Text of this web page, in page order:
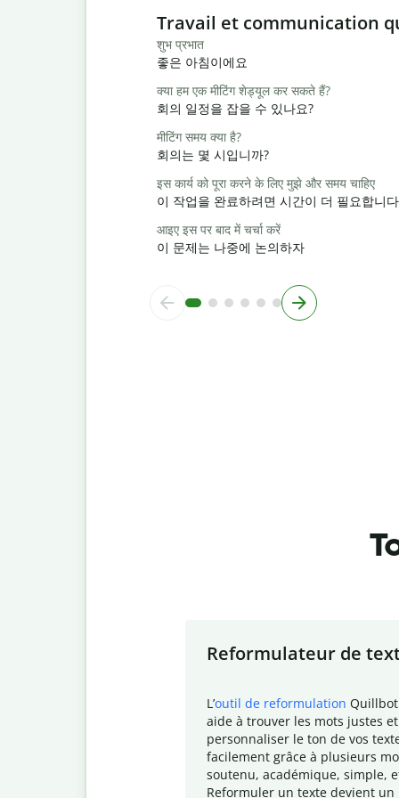
Slide 1 of 6
Travail et communication
शुभ प्रभात
좋은 아침이에요
क्या हम एक मीटिंग शेड्यूल कर सकते हैं?
회의 일정을 잡을 수 있나요?
मीटिंग समय क्या है?
회의는 몇 시입니까?
इस कार्य को पूरा करने के लिए मुझे और समय चाहिए
이 작업을 완료하려면 시간이 더 필요합니
आइए इस पर बाद में चर्चा करें
이 문제는 나중에 논의하자
Reformulateur de
L ’outil de reformulation
aide à trouver les mots justes
personnaliser le ton de vos
facilement grâce à plusieurs
soutenu, académique, simple,
Reformuler un texte devient un